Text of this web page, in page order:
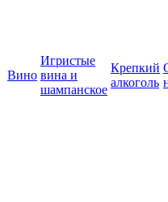
Вино
Игристые
вина и
шампанское
Крепкий
алкоголь